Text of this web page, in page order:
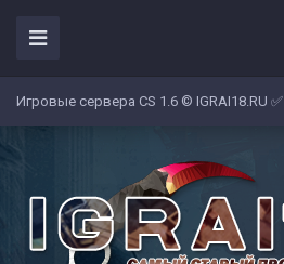
Игровые сервера CS 1.6 © IGRAI18.RU ✅